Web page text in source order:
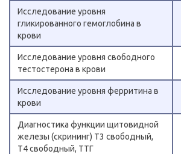
Исследование уровня
гликированного гемоглобина в
крови
Исследование уровня свободного
тестостерона в крови
Исследование уровня ферритина в
крови
Диагностика функции щитовидной
железы (скрининг) Т3 свободный,
Т4 свободный, ТТГ